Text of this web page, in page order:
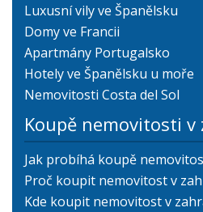
Luxusní vily ve Španělsku
Domy ve Francii
Apartmány Portugalsko
Hotely ve Španělsku u moře
Nemovitosti Costa del Sol
Koupě nemovitosti
Jak probíhá koupě
Proč koupit nemovitost v
Kde koupit nemovitost v